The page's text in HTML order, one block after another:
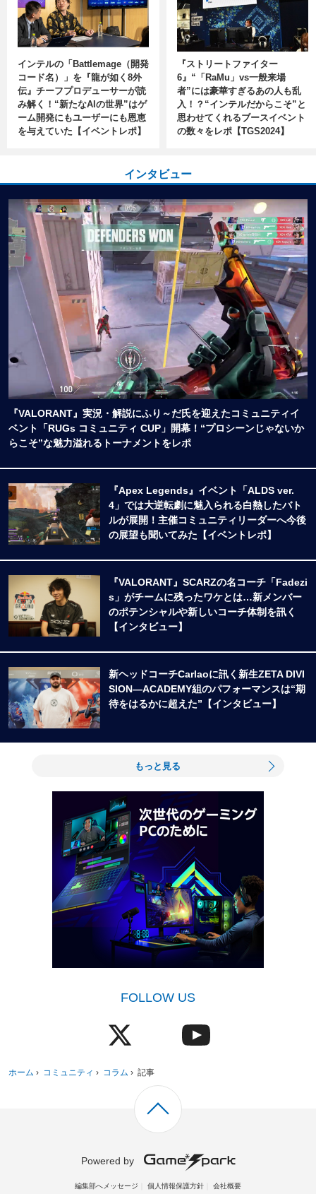
インテルの「Battlemage（開発
コード名）」を『龍が如く8外
伝』チーフプロデューサーが読
み解く！“新たなAIの世界”はゲ
ーム開発にもユーザーにも恩恵
を与えていた【イベントレポ】
『ストリートファイター
6』“「RaMu」vs一般来場
者”には豪華すぎるあの人も乱
入！？“インテルだからこそ”と
思わせてくれるブースイベント
の数々をレポ【TGS2024】
インタビュー
『VALORANT』実況・解説にふり～だ氏を迎えたコミュニティイ
ベント「RUGs コミュニティ CUP」開幕！“プロシーンじゃないか
らこそ”な魅力溢れるトーナメントをレポ
『Apex Legends』イベント「ALDS ver.
4」では大逆転劇に魅入られる白熱したバト
ルが展開！主催コミュニティリーダーへ今後
の展望も聞いてみた【イベントレポ】
『VALORANT』SCARZの名コーチ「Fadezi
s」がチームに残ったワケとは…新メンバー
のポテンシャルや新しいコーチ体制を訊く
【インタビュー】
新ヘッドコーチCarlaoに訊く新生ZETA DIVI
SION―ACADEMY組のパフォーマンスは“期
待をはるかに超えた”【インタビュー】
もっと見る
FOLLOW US
ホーム › コミュニティ › コラム › 記事
Powered by
編集部へメッセージ 個人情報保護方針 会社概要